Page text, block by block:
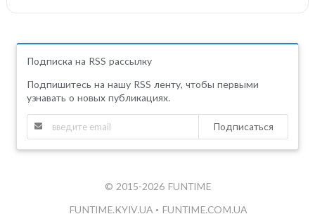
Подписка на RSS рассылку
Подпишитесь на нашу RSS ленту, чтобы первыми
узнавать о новых публикациях.
Подписаться
© 2015-2026 FUNTIME
FUNTIME.KYIV.UA • FUNTIME.COM.UA